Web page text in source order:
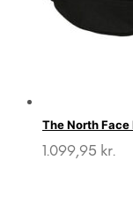
The North
1.099,95 kr.